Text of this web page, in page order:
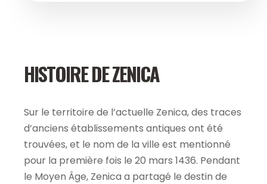
HISTOIRE DE ZENICA
Sur le territoire de l’actuelle Zenica, des traces
d’anciens établissements antiques ont été
trouvées, et le nom de la ville est mentionné
pour la première fois le 20 mars 1436. Pendant
le Moyen Âge, Zenica a partagé le destin de